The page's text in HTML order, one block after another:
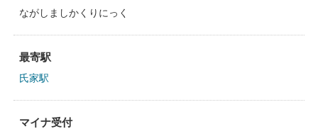
ながしましかくりにっく
最寄駅
氏家駅
マイナ受付